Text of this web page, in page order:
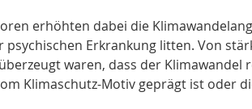
erhöhten dabei die
psychischen Erkrankung litten. Von
waren, dass der
Klimaschutz-Motiv geprägt ist oder